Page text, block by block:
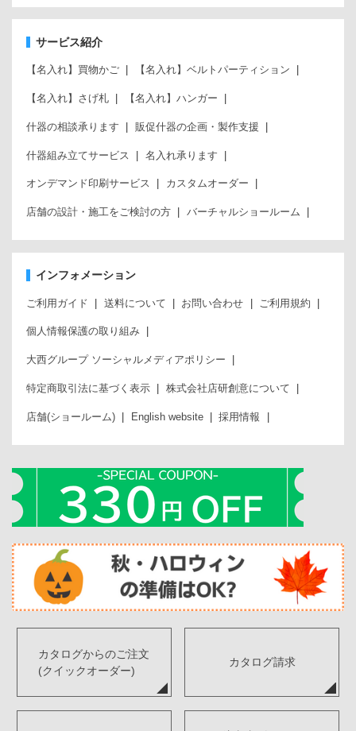
サービス紹介
【名入れ】買物かご 【名入れ】ベルトパーティション
【名入れ】さげ札 【名入れ】ハンガー
什器の相談承ります 販促什器の企画・製作支援
什器組み立てサービス 名入れ承ります
オンデマンド印刷サービス カスタムオーダー
店舗の設計・施工をご検討の方 バーチャルショールーム
インフォメーション
ご利用ガイド 送料について お問い合わせ ご利用規約
個人情報保護の取り組み
大西グループ ソーシャルメディアポリシー
特定商取引法に基づく表示 株式会社店研創意について
店舗(ショールーム) English website 採用情報
カタログからのご注文
(クイックオーダー)
カタログ請求